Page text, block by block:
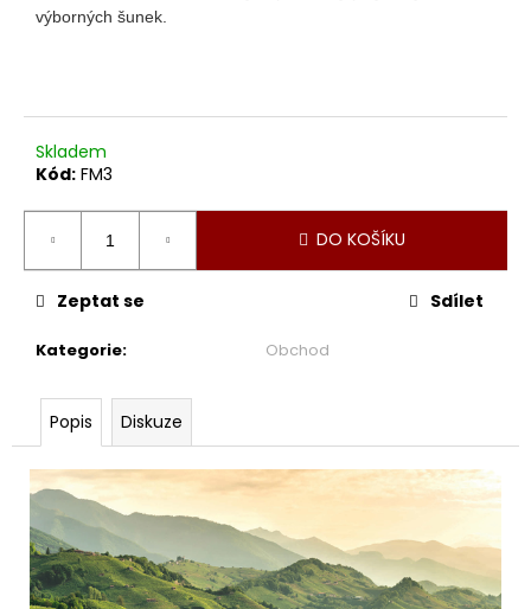
výborných šunek.
Skladem
Kód: FM3
DO KOŠÍKU
Kategorie: Obchod
Zeptat se Sdílet
Popis Diskuze
SCANSANO